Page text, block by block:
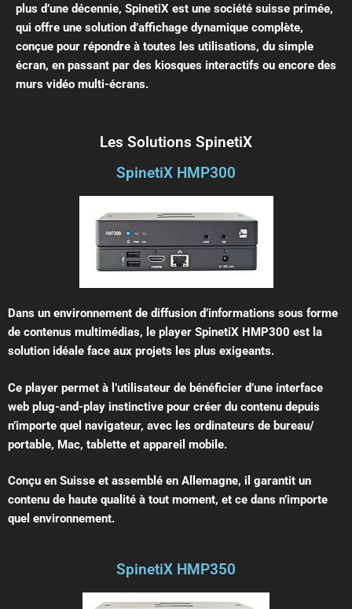
plus d’une décennie, SpinetiX est une société suisse primée,
qui offre une solution d’affichage dynamique complète,
conçue pour répondre à toutes les utilisations, du simple
écran, en passant par des kiosques interactifs ou encore des
murs vidéo multi-écrans.
Les Solutions SpinetiX
SpinetiX HMP300
Dans un environnement de diffusion d’informations sous forme
de contenus multimédias, le player SpinetiX HMP300 est la
solution idéale face aux projets les plus exigeants.
Ce player permet à l’utilisateur de bénéficier d’une interface
web plug-and-play instinctive pour créer du contenu depuis
n’importe quel navigateur, avec les ordinateurs de bureau/
portable, Mac, tablette et appareil mobile.
Conçu en Suisse et assemblé en Allemagne, il garantit un
contenu de haute qualité à tout moment, et ce dans n’importe
quel environnement.
SpinetiX HMP350